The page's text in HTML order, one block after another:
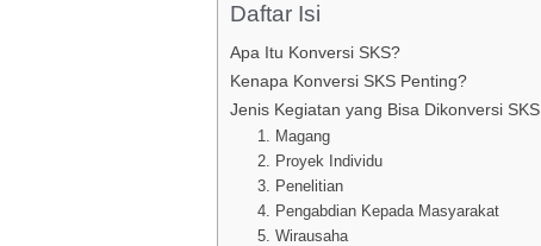
Daftar Isi
Apa Itu Konversi SKS?
Kenapa Konversi SKS Penting?
Jenis Kegiatan yang Bisa Dikonversi SKS
1. Magang
2. Proyek Individu
3. Penelitian
4. Pengabdian Kepada Masyarakat
5. Wirausaha